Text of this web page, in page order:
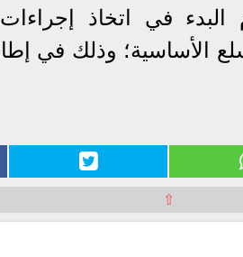
في اتخاذ
الأساسية؛ وذلك في
⇧